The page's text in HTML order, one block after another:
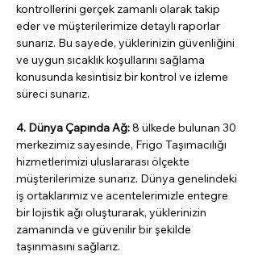
kontrollerini gerçek zamanlı olarak takip
eder ve müşterilerimize detaylı raporlar
sunarız. Bu sayede, yüklerinizin güvenliğini
ve uygun sıcaklık koşullarını sağlama
konusunda kesintisiz bir kontrol ve izleme
süreci sunarız.
4. Dünya Çapında Ağ: 8 ülkede bulunan 30
merkezimiz sayesinde, Frigo Taşımacılığı
hizmetlerimizi uluslararası ölçekte
müşterilerimize sunarız. Dünya genelindeki
iş ortaklarımız ve acentelerimizle entegre
bir lojistik ağı oluşturarak, yüklerinizin
zamanında ve güvenilir bir şekilde
taşınmasını sağlarız.